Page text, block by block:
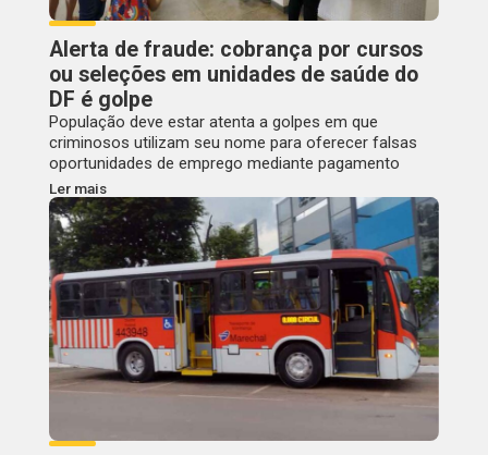
Alerta de fraude: cobrança por cursos
ou seleções em unidades de saúde do
DF é golpe
População deve estar atenta a golpes em que
criminosos utilizam seu nome para oferecer falsas
oportunidades de emprego mediante pagamento
Ler mais